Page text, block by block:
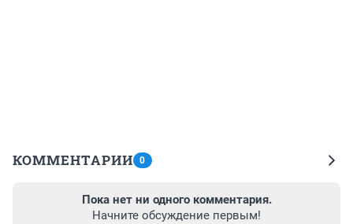
КОММЕНТАРИИ 0
Пока нет ни одного комментария.
Начните обсуждение первым!